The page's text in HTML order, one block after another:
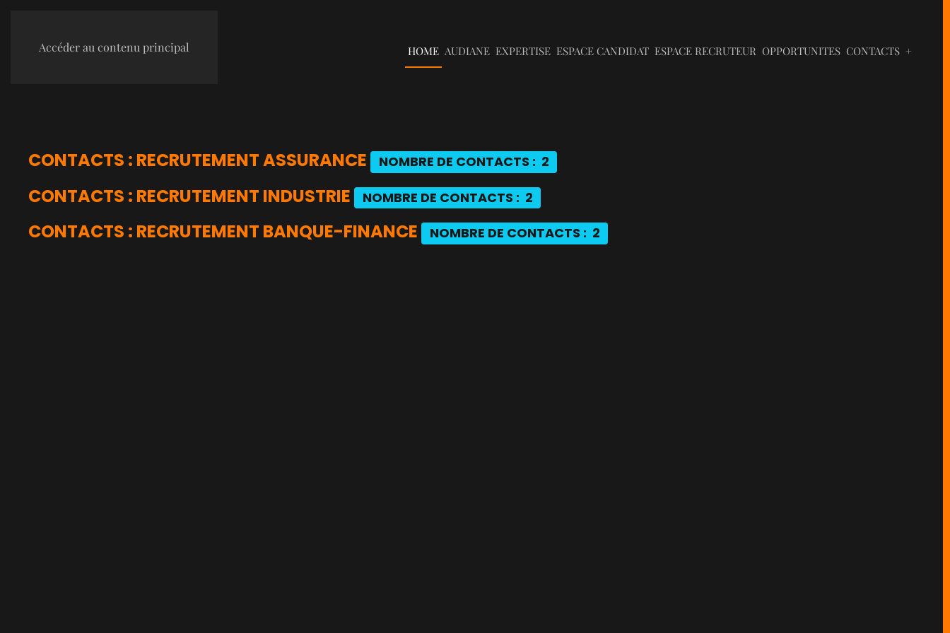
Accéder au contenu principal HOME AUDIANE EXPERTISE ESPACE CANDIDAT ESPACE RECRUTEUR OPPORTUNITES CONTACTS +
CONTACTS : RECRUTEMENT ASSURANCE NOMBRE DE CONTACTS : 2
CONTACTS : RECRUTEMENT INDUSTRIE NOMBRE DE CONTACTS : 2
CONTACTS : RECRUTEMENT BANQUE-FINANCE NOMBRE DE CONTACTS : 2